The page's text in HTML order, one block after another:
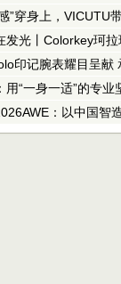
”穿身上，VICUTU
发光丨Colorkey珂
印记腕表耀目呈献
用“一身一适”的专业
：以中国智